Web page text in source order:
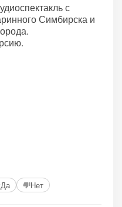
с
Симбирска и
Да Нет